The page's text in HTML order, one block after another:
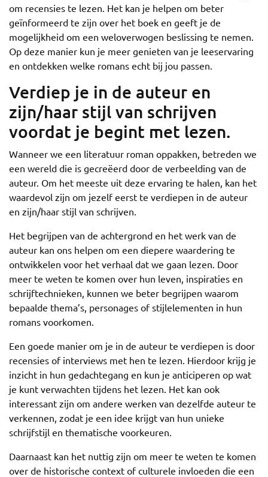
om recensies te lezen. Het kan je helpen om beter
geïnformeerd te zijn over het boek en geeft je de
mogelijkheid om een weloverwogen beslissing te nemen.
Op deze manier kun je meer genieten van je leeservaring
en ontdekken welke romans echt bij jou passen.
Verdiep je in de auteur en
zijn/haar stijl van schrijven
voordat je begint met lezen.
Wanneer we een literatuur roman oppakken, betreden we
een wereld die is gecreëerd door de verbeelding van de
auteur. Om het meeste uit deze ervaring te halen, kan het
waardevol zijn om jezelf eerst te verdiepen in de auteur
en zijn/haar stijl van schrijven.
Het begrijpen van de achtergrond en het werk van de
auteur kan ons helpen om een diepere waardering te
ontwikkelen voor het verhaal dat we gaan lezen. Door
meer te weten te komen over hun leven, inspiraties en
schrijftechnieken, kunnen we beter begrijpen waarom
bepaalde thema’s, personages of stijlelementen in hun
romans voorkomen.
Een goede manier om je in de auteur te verdiepen is door
recensies of interviews met hen te lezen. Hierdoor krijg je
inzicht in hun gedachtegang en kun je anticiperen op wat
je kunt verwachten tijdens het lezen. Het kan ook
interessant zijn om andere werken van dezelfde auteur te
verkennen, zodat je een idee krijgt van hun unieke
schrijfstijl en thematische voorkeuren.
Daarnaast kan het nuttig zijn om meer te weten te komen
over de historische context of culturele invloeden die een